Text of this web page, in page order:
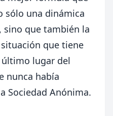
sólo una dinámica
sino que también la
que tiene
último lugar del
nunca había
Sociedad Anónima.